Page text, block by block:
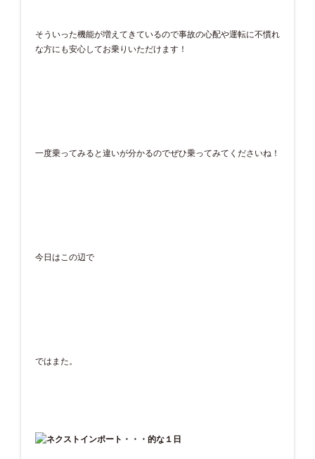
そういった機能が増えてきているので事故の心配や運転に不慣れ
な方にも安心してお乗りいただけます！
一度乗ってみると違いが分かるのでぜひ乗ってみてくださいね！
今日はこの辺で
ではまた。